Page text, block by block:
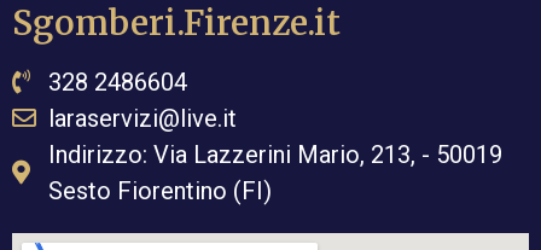
Sgomberi.Firenze.it
328 2486604
laraservizi@live.it
Indirizzo: Via Lazzerini Mario, 213, - 50019
Sesto Fiorentino (FI)